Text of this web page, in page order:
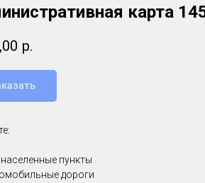
карта
р.
пункты
дороги